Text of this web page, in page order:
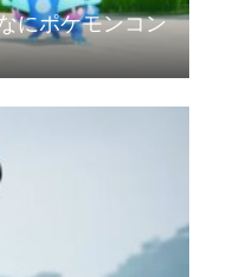
にポケモンコン